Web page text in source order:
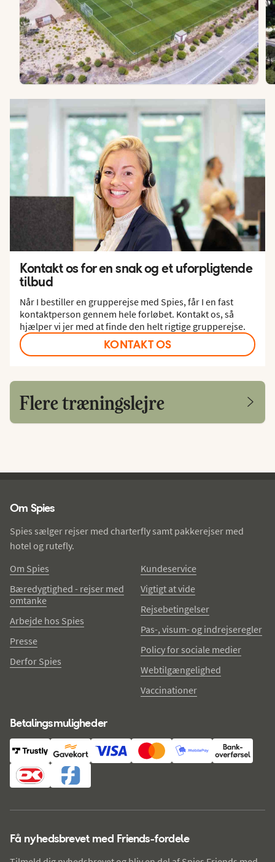
Kontakt os for en snak og et uforpligtende
tilbud
Når I bestiller en grupperejse med Spies, får I en fast
kontaktperson gennem hele forløbet. Kontakt os, så
hjælper vi jer med at finde den helt rigtige grupperejse.
KONTAKT OS
Flere træningslejre
Om Spies
Spies sælger rejser med charterfly samt pakkerejser med
hotel og rutefly.
Om Spies
Bæredygtighed - rejser med
omtanke
Arbejde hos Spies
Presse
Derfor Spies
Kundeservice
Vigtigt at vide
Rejsebetingelser
Pas-, visum- og indrejseregler
Policy for sociale medier
Webtilgængelighed
Vaccinationer
Betalingsmuligheder
Få nyhedsbrevet med Friends-fordele